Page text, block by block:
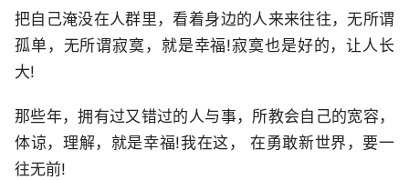
把自己淹没在人群里，看着身边的人来来往往，无所谓
孤单，无所谓寂寞，就是幸福!寂寞也是好的，让人长
大!
那些年，拥有过又错过的人与事，所教会自己的宽容，
体谅，理解，就是幸福!我在这， 在勇敢新世界，要一
往无前!